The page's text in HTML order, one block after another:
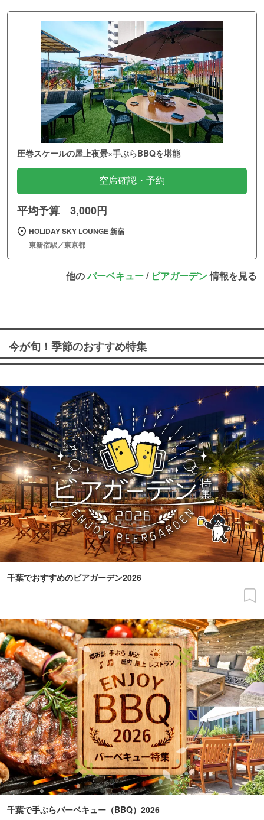
圧巻スケールの屋上夜景×手ぶらBBQを堪能
空席確認・予約
平均予算 3,000円
HOLIDAY SKY LOUNGE 新宿
東新宿駅／東京都
他のバーベキュー/ ビアガーデン情報を見る
今が旬！季節のおすすめ特集
千葉でおすすめのビアガーデン2026
千葉で手ぶらバーベキュー（BBQ）2026